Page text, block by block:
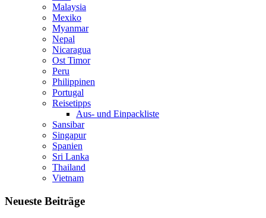
Malaysia
Mexiko
Myanmar
Nepal
Nicaragua
Ost Timor
Peru
Philippinen
Portugal
Reisetipps
Aus- und Einpackliste
Sansibar
Singapur
Spanien
Sri Lanka
Thailand
Vietnam
Neueste Beiträge